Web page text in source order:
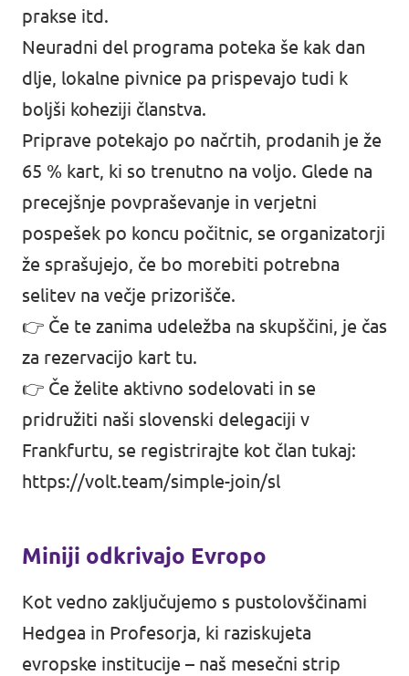
prakse itd.
Neuradni del programa poteka še kak dan
dlje, lokalne pivnice pa prispevajo tudi k
boljši koheziji članstva.
Priprave potekajo po načrtih, prodanih je že
65 % kart, ki so trenutno na voljo. Glede na
precejšnje povpraševanje in verjetni
pospešek po koncu počitnic, se organizatorji
že sprašujejo, če bo morebiti potrebna
selitev na večje prizorišče.
👉 Če te zanima udeležba na skupščini, je čas
za rezervacijo kart tu.
👉 Če želite aktivno sodelovati in se
pridružiti naši slovenski delegaciji v
Frankfurtu, se registrirajte kot član tukaj:
https://volt.team/simple-join/sl
Miniji odkrivajo Evropo
Kot vedno zaključujemo s pustolovščinami
Hedgea in Profesorja, ki raziskujeta
evropske institucije – naš mesečni strip